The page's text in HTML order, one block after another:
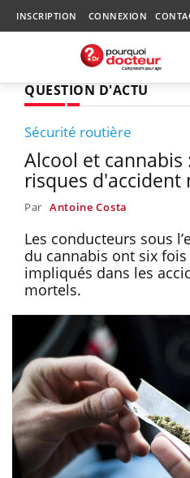
INSCRIPTION CONNEXION
QUESTION D'ACTU
Sécurité routière
Alcool et cannabis
risques d'accident
Par Antoine Costa
Les conducteurs sous
du cannabis ont six
impliqués dans les
mortels.